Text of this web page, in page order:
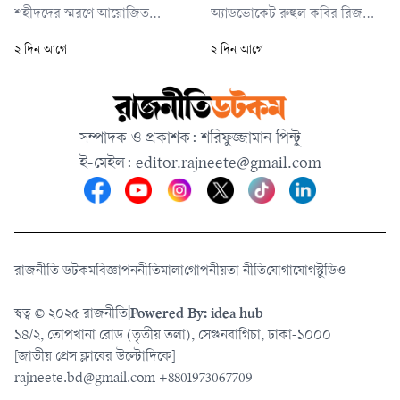
শহীদদের স্মরণে আয়োজিত
বক্তব্য শেষে তিনি রাষ্ট্রপতির প্রতি
২ দিন আগে
অ্যাডভোকেট রুহুল কবির রিজভী
ইতিহাসের নিকৃষ্টতম ও ঘৃণ্য
নাৎসিরা জোর করে ক্ষমতায় টিকে
থাকলেও শেখ হাসিনার সঙ্গে তাদের
মৌলিক পার্থক্য রয়েছে বলে জানান
তিনি।
২ দিন আগে
সম্পাদক ও প্রকাশক: শরিফুজ্জামান পিন্টু
ই-মেইল: editor.rajneete@gmail.com
রাজনীতি ডটকমবিজ্ঞাপননীতিমালাগোপনীয়তা নীতিযোগাযোগস্টুডিও
স্বত্ব © ২০২৫ রাজনীতিPowered By: idea hub
১৪/২, তোপখানা রোড (তৃতীয় তলা), সেগুনবাগিচা, ঢাকা-১০০০
[জাতীয় প্রেস ক্লাবের উল্টোদিকে]
rajneete.bd@gmail.com +8801973067709